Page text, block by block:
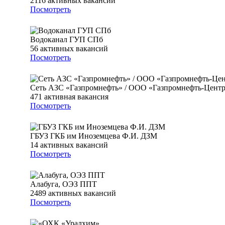
Посмотреть
Водоканал ГУП СПб
56 активных вакансий
Посмотреть
Сеть АЗС «Газпромнефть» / ООО «Газпромнефть-
471 активная вакансия
Посмотреть
ГБУЗ ГКБ им Иноземцева Ф.И. ДЗМ
14 активных вакансий
Посмотреть
Алабуга, ОЭЗ ППТ
2489 активных вакансий
Посмотреть